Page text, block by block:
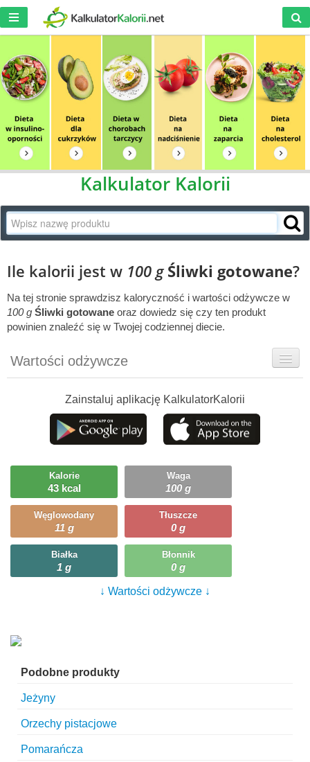
Kalkulator Kalorii
Ile kalorii jest w 100 g Śliwki gotowane?
Na tej stronie sprawdzisz kaloryczność i wartości odżywcze w
100 g Śliwki gotowane oraz dowiedz się czy ten produkt
powinien znaleźć się w Twojej codziennej diecie.
Wartości odżywcze
Szczegółówe informacje
Ciekawostki
Ile możesz zjeść?
Zainstaluj aplikację KalkulatorKalorii
Kalorie
43 kcal
Waga
100 g
Węglowodany
11 g
Tłuszcze
0 g
Białka
1 g
Błonnik
0 g
↓ Wartości odżywcze ↓
Podobne produkty
Jeżyny
Orzechy pistacjowe
Pomarańcza